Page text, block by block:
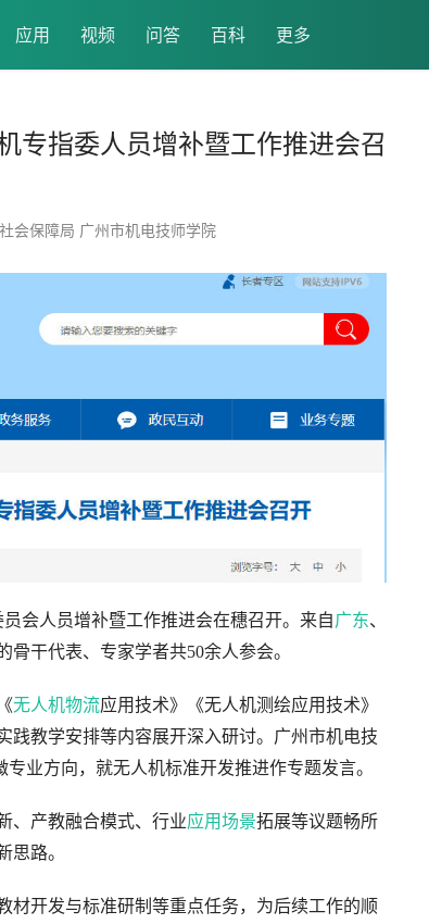
应用 视频 问答 百科 更多
专指委人员增补暨工作推进会召
会保障局 广州市机电技师学院
会人员增补暨工作推进会在穗召开。来自广东、
干代表、专家学者共50余人参会。
无人机物流应用技术》《无人机测绘应用技术》
践教学安排等内容展开深入研讨。广州市机电技
业方向，就无人机标准开发推进作专题发言。
、产教融合模式、行业应用场景拓展等议题畅所
思路。
开发与标准研制等重点任务，为后续工作的顺